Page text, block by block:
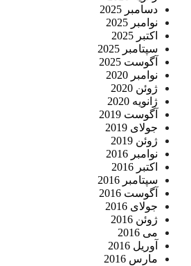
دسامبر 2025
نوامبر 2025
اکتبر 2025
سپتامبر 2025
آگوست 2025
نوامبر 2020
ژوئن 2020
ژانویه 2020
آگوست 2019
جولای 2019
ژوئن 2019
نوامبر 2016
اکتبر 2016
سپتامبر 2016
آگوست 2016
جولای 2016
ژوئن 2016
می 2016
آوریل 2016
مارس 2016